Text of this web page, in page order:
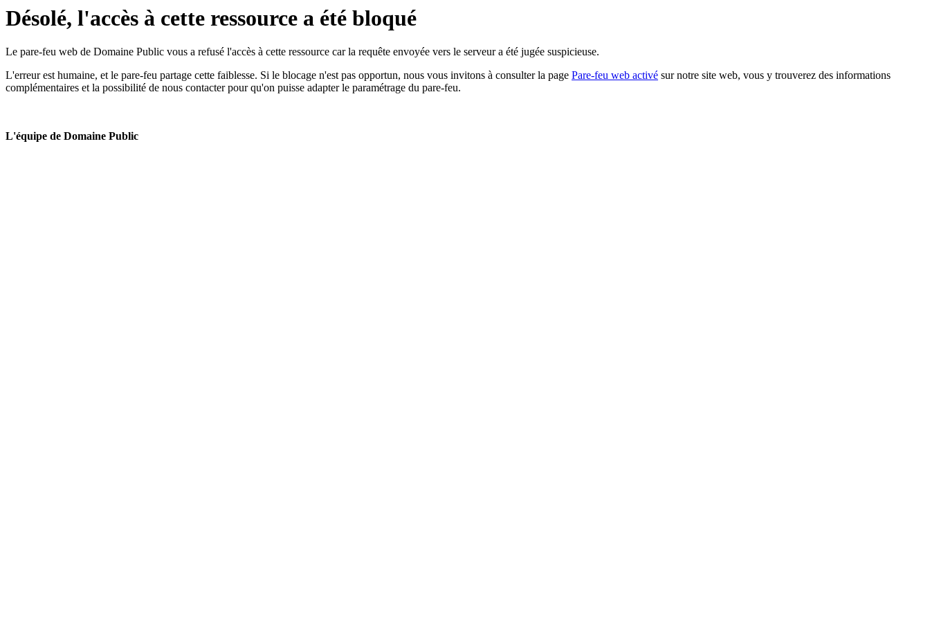
Désolé, l'accès à cette ressource a été bloqué
Le pare-feu web de Domaine Public vous a refusé l'accès à cette ressource car la requête envoyée vers le serveur a été jugée suspicieuse.
L'erreur est humaine, et le pare-feu partage cette faiblesse. Si le blocage n'est pas opportun, nous vous invitons à consulter la page Pare-feu web activé sur notre site web, vous y trouverez des informations
complémentaires et la possibilité de nous contacter pour qu'on puisse adapter le paramétrage du pare-feu.
L'équipe de Domaine Public